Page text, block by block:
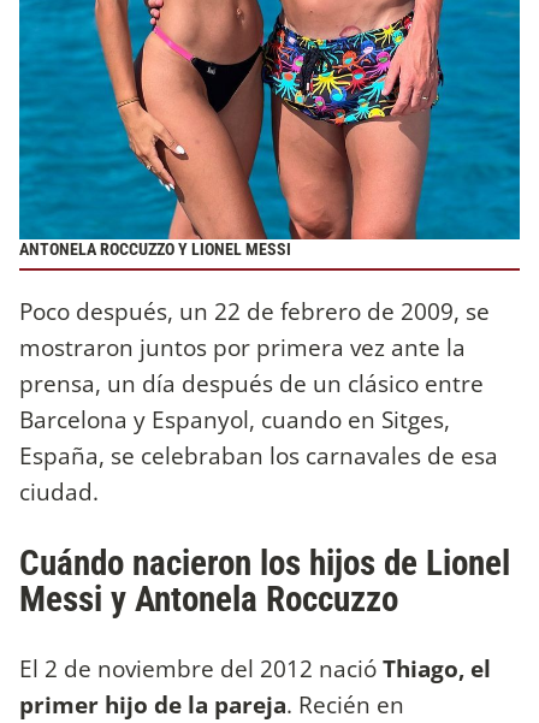
ANTONELA ROCCUZZO Y LIONEL MESSI
Poco después, un 22 de febrero de 2009, se
mostraron juntos por primera vez ante la
prensa, un día después de un clásico entre
Barcelona y Espanyol, cuando en Sitges,
España, se celebraban los carnavales de esa
ciudad.
Cuándo nacieron los hijos de Lionel
Messi y Antonela Roccuzzo
El 2 de noviembre del 2012 nacióThiago, el
primer hijo de la pareja. Recién en